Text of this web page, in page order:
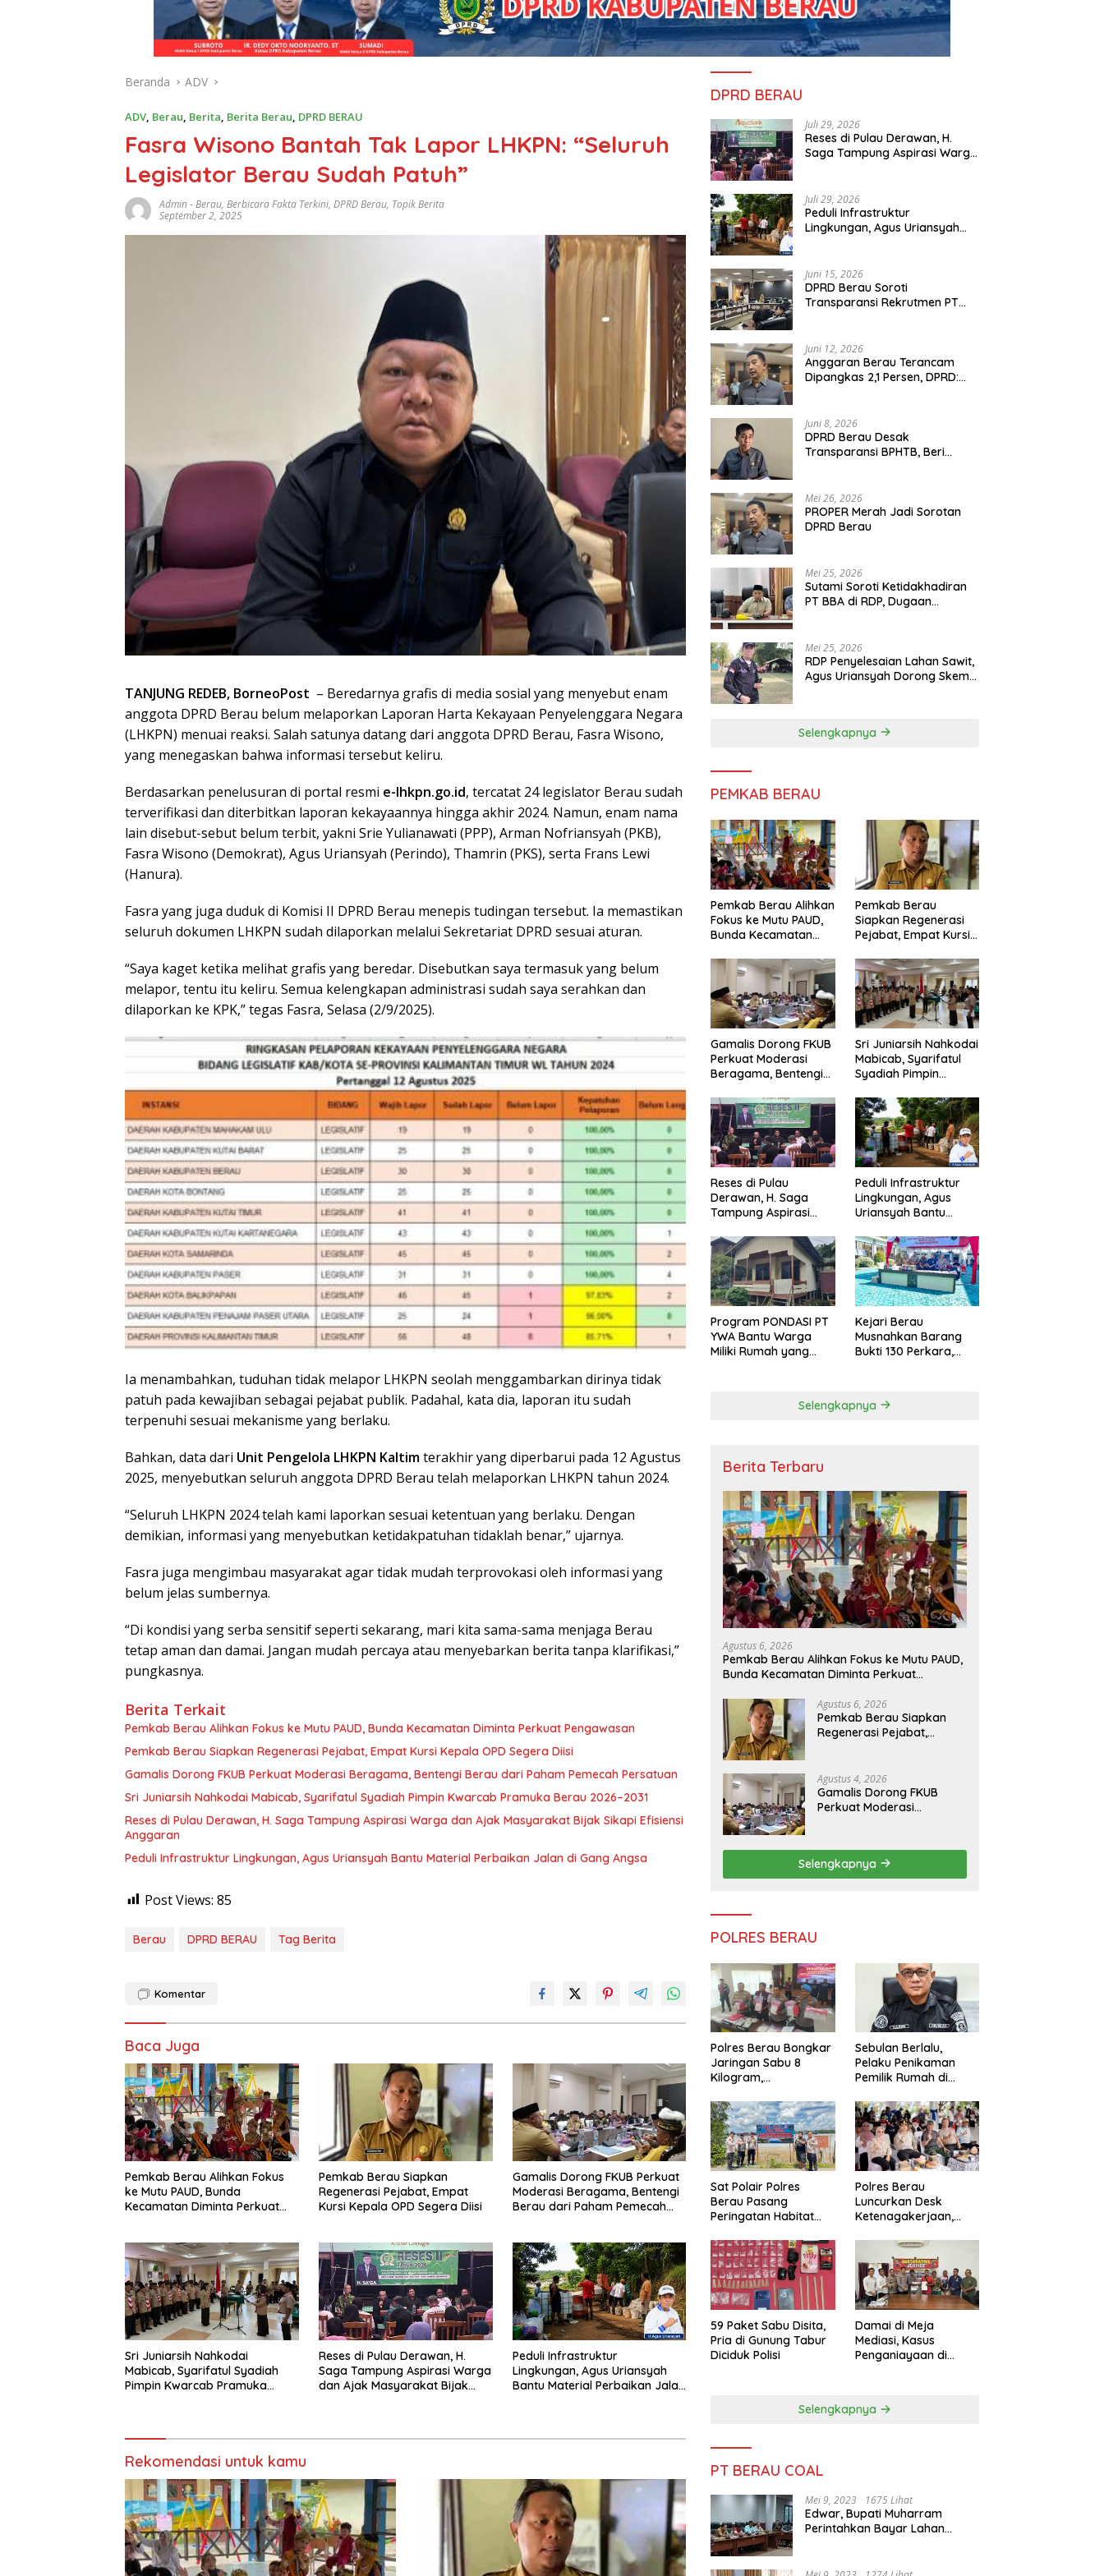
Beranda ADV
ADV, Berau, Berita, Berita Berau, DPRD BERAU
Fasra Wisono Bantah Tak Lapor LHKPN: “Seluruh
Legislator Berau Sudah Patuh”
Admin-Berau, Berbicara Fakta Terkini, DPRD Berau, Topik Berita
September 2, 2025
TANJUNG REDEB, BorneoPost – Beredarnya grafis di media sosial yang menyebut enam
anggota DPRD Berau belum melaporkan Laporan Harta Kekayaan Penyelenggara Negara
(LHKPN) menuai reaksi. Salah satunya datang dari anggota DPRD Berau, Fasra Wisono,
yang menegaskan bahwa informasi tersebut keliru.
Berdasarkan penelusuran di portal resmi e-lhkpn.go.id, tercatat 24 legislator Berau sudah
terverifikasi dan diterbitkan laporan kekayaannya hingga akhir 2024. Namun, enam nama
lain disebut-sebut belum terbit, yakni Srie Yulianawati (PPP), Arman Nofriansyah (PKB),
Fasra Wisono (Demokrat), Agus Uriansyah (Perindo), Thamrin (PKS), serta Frans Lewi
(Hanura).
Fasra yang juga duduk di Komisi II DPRD Berau menepis tudingan tersebut. Ia memastikan
seluruh dokumen LHKPN sudah dilaporkan melalui Sekretariat DPRD sesuai aturan.
“Saya kaget ketika melihat grafis yang beredar. Disebutkan saya termasuk yang belum
melapor, tentu itu keliru. Semua kelengkapan administrasi sudah saya serahkan dan
dilaporkan ke KPK,” tegas Fasra, Selasa (2/9/2025).
Ia menambahkan, tuduhan tidak melapor LHKPN seolah menggambarkan dirinya tidak
patuh pada kewajiban sebagai pejabat publik. Padahal, kata dia, laporan itu sudah
terpenuhi sesuai mekanisme yang berlaku.
Bahkan, data dari Unit Pengelola LHKPN Kaltimterakhir yang diperbarui pada 12 Agustus
2025, menyebutkan seluruh anggota DPRD Berau telah melaporkan LHKPN tahun 2024.
“Seluruh LHKPN 2024 telah kami laporkan sesuai ketentuan yang berlaku. Dengan
demikian, informasi yang menyebutkan ketidakpatuhan tidaklah benar,” ujarnya.
Fasra juga mengimbau masyarakat agar tidak mudah terprovokasi oleh informasi yang
belum jelas sumbernya.
“Di kondisi yang serba sensitif seperti sekarang, mari kita sama-sama menjaga Berau
tetap aman dan damai. Jangan mudah percaya atau menyebarkan berita tanpa klarifikasi,”
pungkasnya.
Berita Terkait
Pemkab Berau Alihkan Fokus ke Mutu PAUD, Bunda Kecamatan Diminta Perkuat Pengawasan
Pemkab Berau Siapkan Regenerasi Pejabat, Empat Kursi Kepala OPD Segera Diisi
Gamalis Dorong FKUB Perkuat Moderasi Beragama, Bentengi Berau dari Paham Pemecah Persatuan
Sri Juniarsih Nahkodai Mabicab, Syarifatul Syadiah Pimpin Kwarcab Pramuka Berau 2026–2031
Reses di Pulau Derawan, H. Saga Tampung Aspirasi Warga dan Ajak Masyarakat Bijak Sikapi Efisiensi
Anggaran
Peduli Infrastruktur Lingkungan, Agus Uriansyah Bantu Material Perbaikan Jalan di Gang Angsa
Post Views: 85
Berau DPRD BERAU Tag Berita
Komentar
Baca Juga
Pemkab Berau Alihkan Fokus
ke Mutu PAUD, Bunda
Kecamatan Diminta Perkuat
Pemkab Berau Siapkan
Regenerasi Pejabat, Empat
Kursi Kepala OPD Segera Diisi
Gamalis Dorong FKUB Perkuat
Moderasi Beragama, Bentengi
Berau dari Paham Pemecah
Sri Juniarsih Nahkodai
Mabicab, Syarifatul Syadiah
Pimpin Kwarcab Pramuka
Reses di Pulau Derawan, H.
Saga Tampung Aspirasi Warga
dan Ajak Masyarakat Bijak
Peduli Infrastruktur
Lingkungan, Agus Uriansyah
Bantu Material Perbaikan Jalan
Rekomendasi untuk kamu
DPRD BERAU
Juli 29, 2026
Reses di Pulau Derawan, H.
Saga Tampung Aspirasi Warga
Juli 29, 2026
Peduli Infrastruktur
Lingkungan, Agus Uriansyah
Juni 15, 2026
DPRD Berau Soroti
Transparansi Rekrutmen PT
Juni 12, 2026
Anggaran Berau Terancam
Dipangkas 2,1 Persen, DPRD:
Juni 8, 2026
DPRD Berau Desak
Transparansi BPHTB, Beri
Mei 26, 2026
PROPER Merah Jadi Sorotan
DPRD Berau
Mei 25, 2026
Sutami Soroti Ketidakhadiran
PT BBA di RDP, Dugaan
Mei 25, 2026
RDP Penyelesaian Lahan Sawit,
Agus Uriansyah Dorong Skema
Selengkapnya
PEMKAB BERAU
Pemkab Berau Alihkan
Fokus ke Mutu PAUD,
Bunda Kecamatan
Pengawasan
Pemkab Berau
Siapkan Regenerasi
Pejabat, Empat Kursi
Diisi
Gamalis Dorong FKUB
Perkuat Moderasi
Beragama, Bentengi
Pemecah Persatuan
Sri Juniarsih Nahkodai
Mabicab, Syarifatul
Syadiah Pimpin
Berau 2026–2031
Reses di Pulau
Derawan, H. Saga
Tampung Aspirasi
Masyarakat Bijak
Sikapi Efisiensi
Anggaran
Peduli Infrastruktur
Lingkungan, Agus
Uriansyah Bantu
Jalan di Gang Angsa
Program PONDASI PT
YWA Bantu Warga
Miliki Rumah yang
Kejari Berau
Musnahkan Barang
Bukti 130 Perkara,
Selengkapnya
Berita Terbaru
Agustus 6, 2026
Pemkab Berau Alihkan Fokus ke Mutu PAUD,
Bunda Kecamatan Diminta Perkuat
Agustus 6, 2026
Pemkab Berau Siapkan
Regenerasi Pejabat,
Agustus 4, 2026
Gamalis Dorong FKUB
Perkuat Moderasi
Persatuan
Selengkapnya
POLRES BERAU
Polres Berau Bongkar
Jaringan Sabu 8
Kilogram,
dari Dalam Lapas
Tarakan
Sebulan Berlalu,
Pelaku Penikaman
Pemilik Rumah di
Diburu Polisi
Sat Polair Polres
Berau Pasang
Peringatan Habitat
Polres Berau
Luncurkan Desk
Ketenagakerjaan,
Didorong Tuntas
Lewat Mediasi
59 Paket Sabu Disita,
Pria di Gunung Tabur
Diciduk Polisi
Damai di Meja
Mediasi, Kasus
Penganiayaan di
Selengkapnya
PT BERAU COAL
Mei 9, 2023 1675 Lihat
Edwar, Bupati Muharram
Perintahkan Bayar Lahan